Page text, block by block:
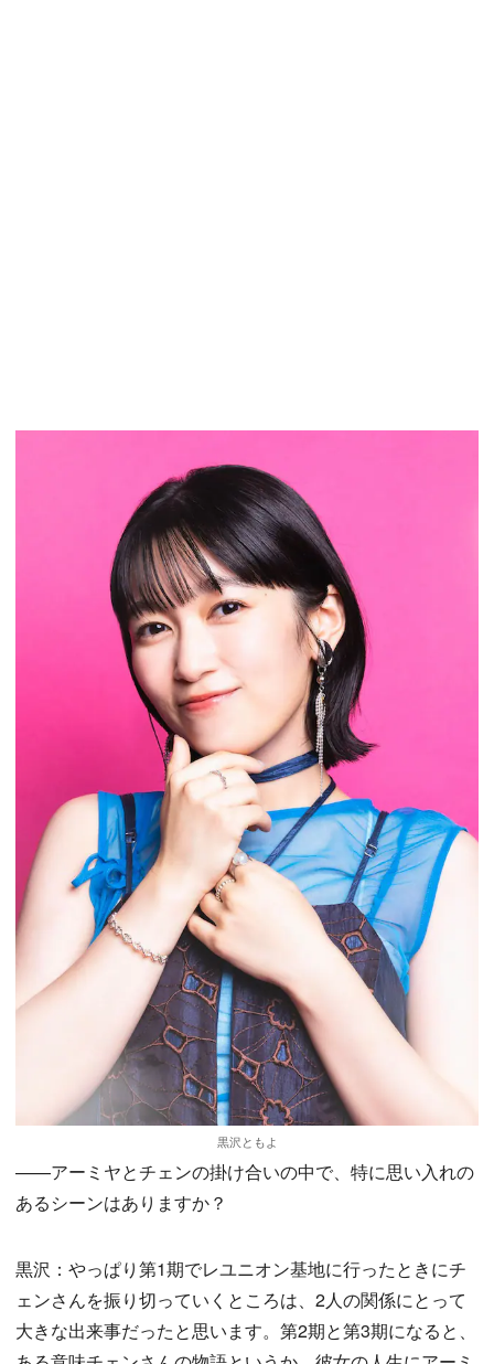
黒沢ともよ
——アーミヤとチェンの掛け合いの中で、特に思い入れの
あるシーンはありますか？
黒沢：やっぱり第1期でレユニオン基地に行ったときにチ
ェンさんを振り切っていくところは、2人の関係にとって
大きな出来事だったと思います。第2期と第3期になると、